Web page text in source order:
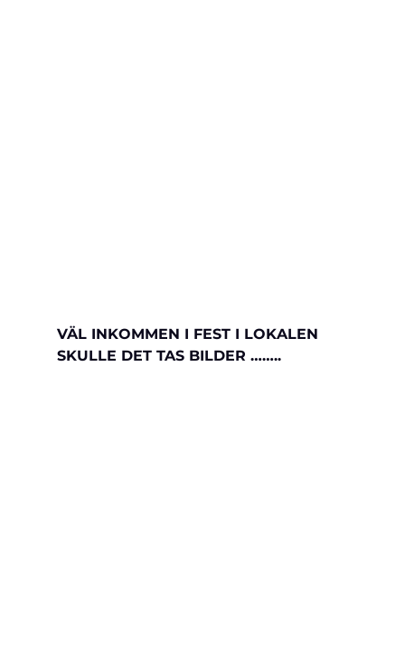
VÄL INKOMMEN I FEST I LOKALEN
SKULLE DET TAS BILDER ……..